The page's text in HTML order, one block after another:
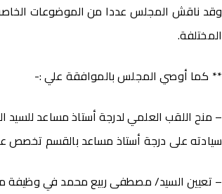
وقد ناقش المجلس عددا من الموضوعات الخاصة
المختلفة.
** كما أوصي المجلس بالموافقة علي :-
– منح اللقب العلمي لدرجة أستاذ مساعد
سيادته على درجة أستاذ مساعد بالقسم تخصص
– تعيين السيد/ مصطفى ربيع محمد في وظيفة